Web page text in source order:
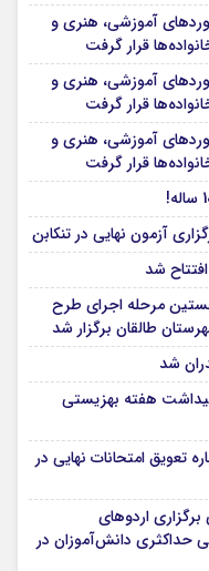
آموزشی، هنری و
قرار گرفت
آموزشی، هنری و
قرار گرفت
آموزشی، هنری و
قرار گرفت
آزمون نهایی در تنکابن
شد
مرحله اجرای طرح
شد
هفته بهزیستی
تعویق امتحانات نهایی در
اردوهای
حداکثری دانش‌آموزان در